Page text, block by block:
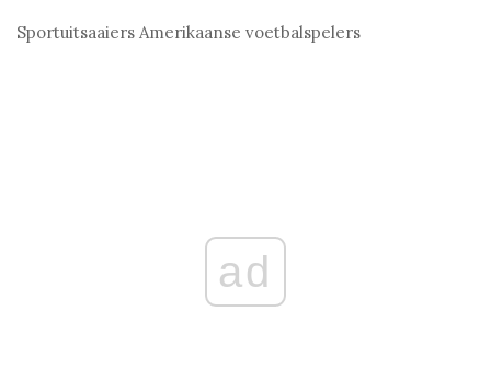
Sportuitsaaiers Amerikaanse voetbalspelers
ad